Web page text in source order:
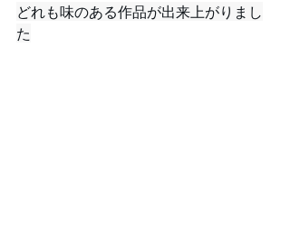
どれも味のある作品が出来上がりまし
た